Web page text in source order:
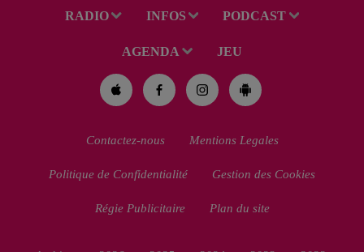
RADIO INFOS PODCAST
AGENDA JEU
Contactez-nous Mentions Legales
Politique de Confidentialité Gestion des Cookies
Régie Publicitaire Plan du site